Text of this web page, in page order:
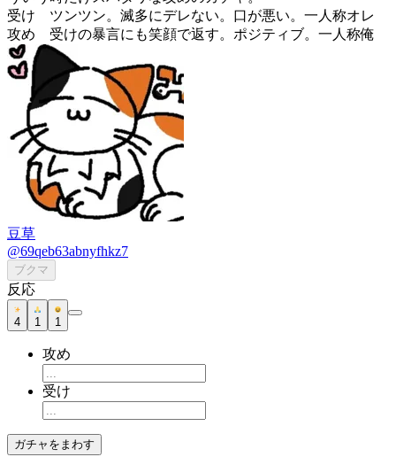
受け ツンツン。滅多にデレない。口が悪い。一人称オレ
攻め 受けの暴言にも笑顔で返す。ポジティブ。一人称俺
豆草
@69qeb63abnyfhkz7
ブクマ
反応
4 1 1
攻め
受け
ガチャをまわす